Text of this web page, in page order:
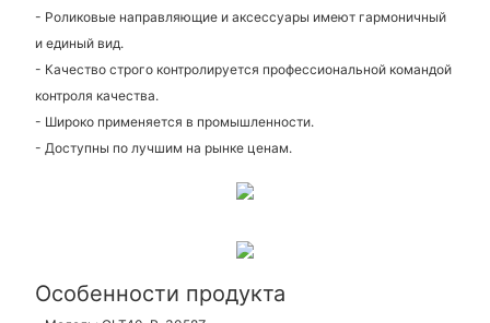
- Роликовые направляющие и аксессуары имеют гармоничный
и единый вид.
- Качество строго контролируется профессиональной командой
контроля качества.
- Широко применяется в промышленности.
- Доступны по лучшим на рынке ценам.
Особенности продукта